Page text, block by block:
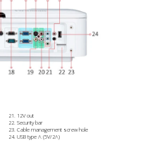
12V out
Security bar
Cable management screw hole
USB type A (5V/2A)